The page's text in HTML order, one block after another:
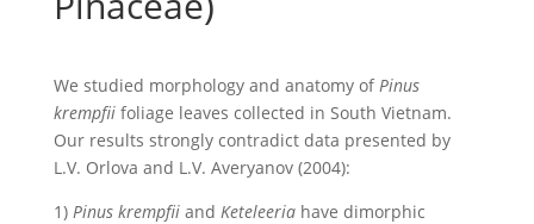
We studied morphology and anatomy ofPinus
krempfii foliage leaves collected in South Vietnam.
Our results strongly contradict data presented by
L.V. Orlova and L.V. Averyanov (2004):
1) Pinus krempfii and Keteleeria have dimorphic